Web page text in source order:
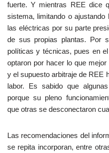
fuerte. Y mientras REE dice
sistema, limitando o
las eléctricas por su parte
de sus propias plantas. Por
políticas y técnicas, pues en
optaron por hacer lo que
y el supuesto arbitraje de REE
labor. Es sabido que
porque su pleno
que otras se desconectaron
Las recomendaciones del
se repita incorporan, entre